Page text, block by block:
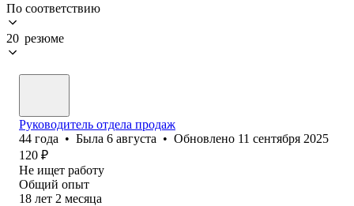
По соответствию
20 резюме
Руководитель отдела продаж
44 года • Была 6 августа • Обновлено 11 сентября 2025
120 ₽
Не ищет работу
Общий опыт
18 лет 2 месяца